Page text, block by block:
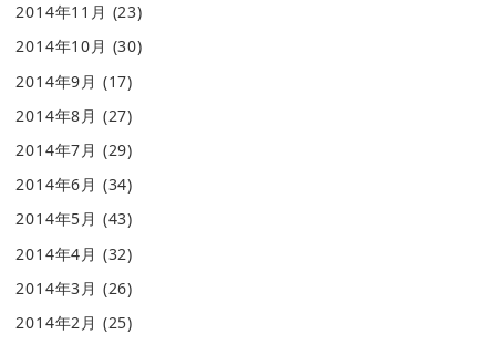
2014年11月 (23)
2014年10月 (30)
2014年9月 (17)
2014年8月 (27)
2014年7月 (29)
2014年6月 (34)
2014年5月 (43)
2014年4月 (32)
2014年3月 (26)
2014年2月 (25)